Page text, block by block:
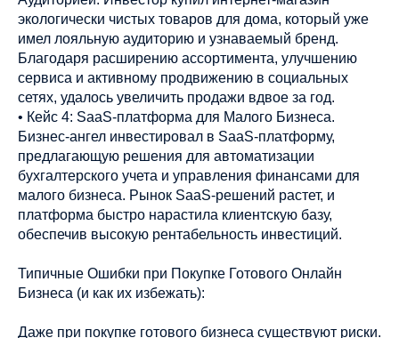
экологически чистых товаров для дома, который уже
имел лояльную аудиторию и узнаваемый бренд.
Благодаря расширению ассортимента, улучшению
сервиса и активному продвижению в социальных
сетях, удалось увеличить продажи вдвое за год.
• Кейс 4: SaaS-платформа для Малого Бизнеса.
Бизнес-ангел инвестировал в SaaS-платформу,
предлагающую решения для автоматизации
бухгалтерского учета и управления финансами для
малого бизнеса. Рынок SaaS-решений растет, и
платформа быстро нарастила клиентскую базу,
обеспечив высокую рентабельность инвестиций.
Типичные Ошибки при Покупке Готового Онлайн
Бизнеса (и как их избежать):
Даже при покупке готового бизнеса существуют риски.